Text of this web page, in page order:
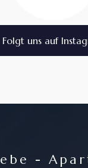
Folgt uns auf
-